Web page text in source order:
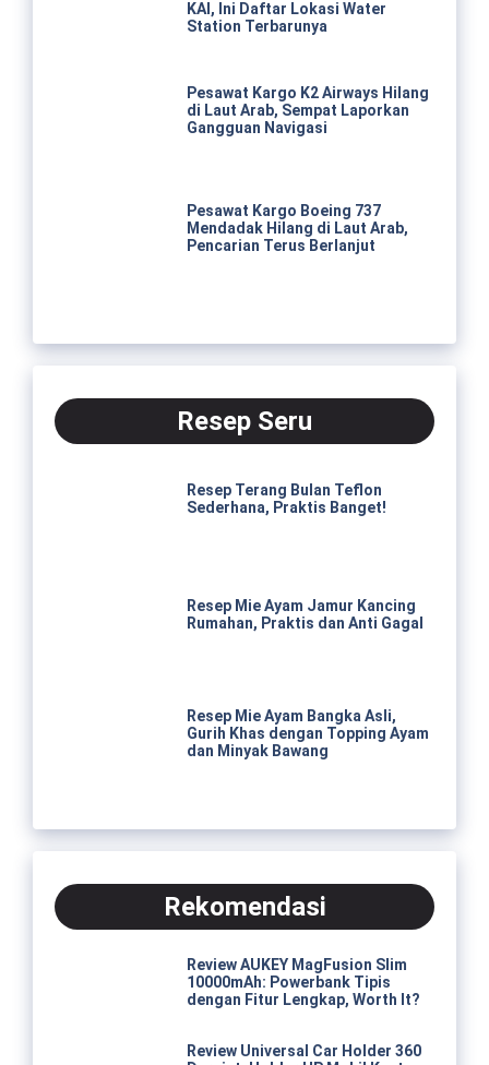
KAI, Ini Daftar Lokasi Water
Station Terbarunya
Pesawat Kargo K2 Airways Hilang
di Laut Arab, Sempat Laporkan
Gangguan Navigasi
Pesawat Kargo Boeing 737
Mendadak Hilang di Laut Arab,
Pencarian Terus Berlanjut
Resep Seru
Resep Terang Bulan Teflon
Sederhana, Praktis Banget!
Resep Mie Ayam Jamur Kancing
Rumahan, Praktis dan Anti Gagal
Resep Mie Ayam Bangka Asli,
Gurih Khas dengan Topping Ayam
dan Minyak Bawang
Rekomendasi
Review AUKEY MagFusion Slim
10000mAh: Powerbank Tipis
dengan Fitur Lengkap, Worth It?
Review Universal Car Holder 360